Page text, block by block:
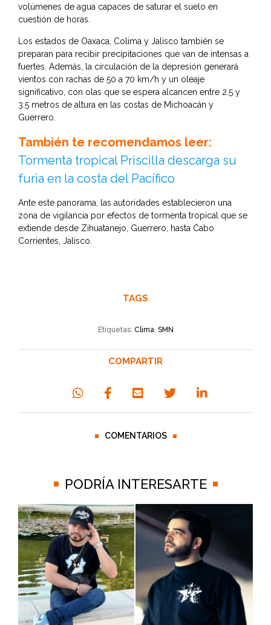
volúmenes de agua capaces de saturar el suelo en
cuestión de horas.
Los estados de Oaxaca, Colima y Jalisco también se
preparan para recibir precipitaciones que van de intensas a
fuertes. Además, la circulación de la depresión generará
vientos con rachas de 50 a 70 km/h y un oleaje
significativo, con olas que se espera alcancen entre 2.5 y
3.5 metros de altura en las costas de Michoacán y
Guerrero.
También te recomendamos leer:
Tormenta tropical Priscilla descarga su
furia en la costa del Pacífico
Ante este panorama, las autoridades establecieron una
zona de vigilancia por efectos de tormenta tropical que se
extiende desde Zihuatanejo, Guerrero, hasta Cabo
Corrientes, Jalisco.
TAGS
Etiquetas: Clima, SMN
COMPARTIR
COMENTARIOS
PODRÍA INTERESARTE